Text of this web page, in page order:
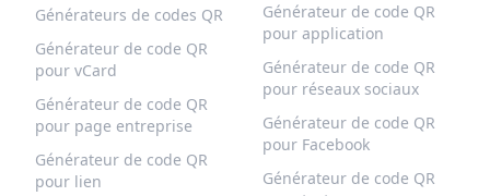
Générateurs de codes QR
Générateur de code QR
pour vCard
Générateur de code QR
pour page entreprise
Générateur de code QR
pour lien
Générateur de code QR
pour application
Générateur de code QR
pour réseaux sociaux
Générateur de code QR
pour Facebook
Générateur de code QR